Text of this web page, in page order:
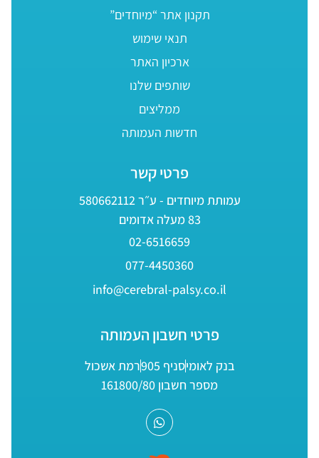
תקנון אתר “מיוחדים”
תנאי שימוש
ארכיון האתר
שותפים שלנו
ממליצים
חדשות העמותה
פרטי קשר
עמותת מיוחדים - ע״ר 580662112
83 מעלה אדומים
02-6516659
077-4450360
info@cerebral-palsy.co.il
פרטי חשבון העמותה
בנק לאומיסניף 905
רמת אשכול
מספר חשבון 161800/80